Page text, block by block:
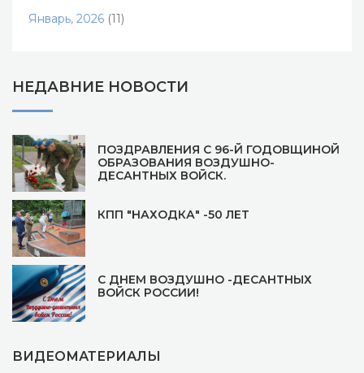
Январь, 2026 (11)
НЕДАВНИЕ НОВОСТИ
ПОЗДРАВЛЕНИЯ С 96-Й ГОДОВЩИНОЙ
ОБРАЗОВАНИЯ ВОЗДУШНО-
ДЕСАНТНЫХ ВОЙСК.
КПП "НАХОДКА" -50 ЛЕТ
С ДНЕМ ВОЗДУШНО -ДЕСАНТНЫХ
ВОЙСК РОССИИ!
ВИДЕОМАТЕРИАЛЫ